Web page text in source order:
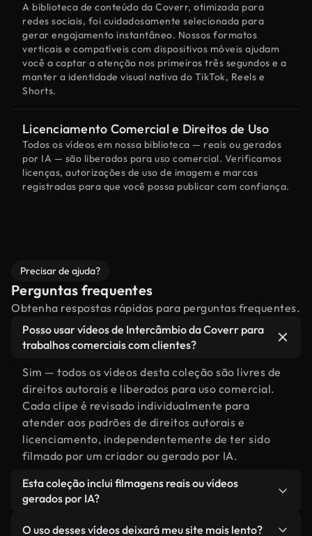
A biblioteca de conteúdo da Coverr, otimizada para
redes sociais, foi cuidadosamente selecionada para
gerar engajamento instantâneo. Nossos formatos
verticais e compatíveis com dispositivos móveis ajudam
você a captar a atenção nos primeiros três segundos e a
manter a identidade visual nativa do TikTok, Reels e
Shorts.
Licenciamento Comercial e Direitos de Uso
Todos os vídeos em nossa biblioteca — reais ou gerados
por IA — são liberados para uso comercial. Verificamos
licenças, autorizações de uso de imagem e marcas
registradas para que você possa publicar com confiança.
Precisar de ajuda?
Perguntas frequentes
Obtenha respostas rápidas para perguntas frequentes.
Posso usar vídeos de Intercâmbio da Coverr para
trabalhos comerciais com clientes?
Sim — todos os vídeos desta coleção são livres de
direitos autorais e liberados para uso comercial.
Cada clipe é revisado individualmente para
atender aos padrões de direitos autorais e
licenciamento, independentemente de ter sido
filmado por um criador ou gerado por IA.
Esta coleção inclui filmagens reais ou vídeos
gerados por IA?
O uso desses vídeos deixará meu site mais lento?